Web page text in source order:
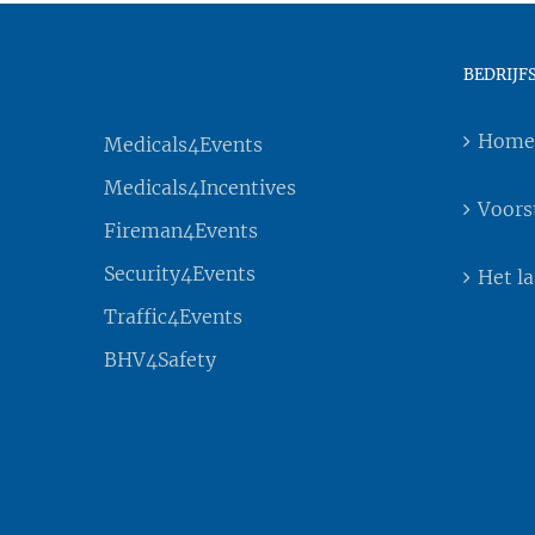
Medicals4Events
Medicals4Incentives
Fireman4Events
Security4Events
Traffic4Events
BHV4Safety
Home
Het